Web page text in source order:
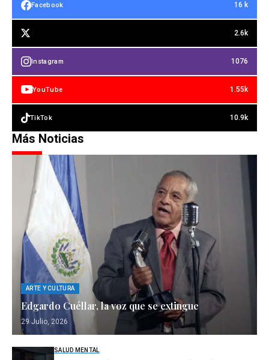
Facebook 16 k
2.6k
Instagram 1076
YouTube 1.55k
TikTok 10.9k
Más Noticias
ARTE Y CULTURA
Edgardo Cuéllar, la voz que se extingue
29 Julio, 2026
SALUD MENTAL